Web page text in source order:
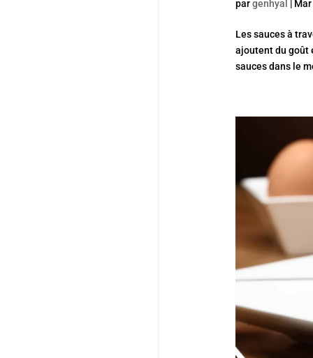
pargenhyal |
Les sauces à
ajoutent du goût
sauces dans le